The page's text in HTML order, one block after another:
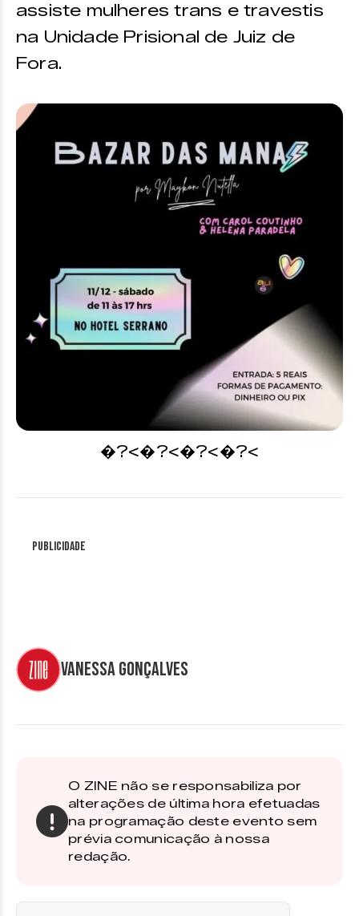
assiste mulheres trans e travestis
na Unidade Prisional de Juiz de
Fora.
�?<�?<�?<�?<
Publicidade
Vanessa Gonçalves
O ZINE não se responsabiliza por
alterações de última hora efetuadas
na programação deste evento sem
prévia comunicação à nossa
redação.